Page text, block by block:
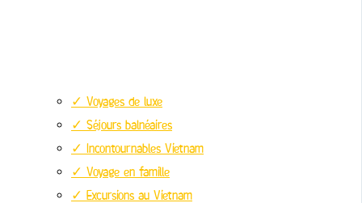
✓ Voyages de luxe
✓ Séjours balnéaires
✓ Incontournables Vietnam
✓ Voyage en famille
✓ Excursions au Vietnam